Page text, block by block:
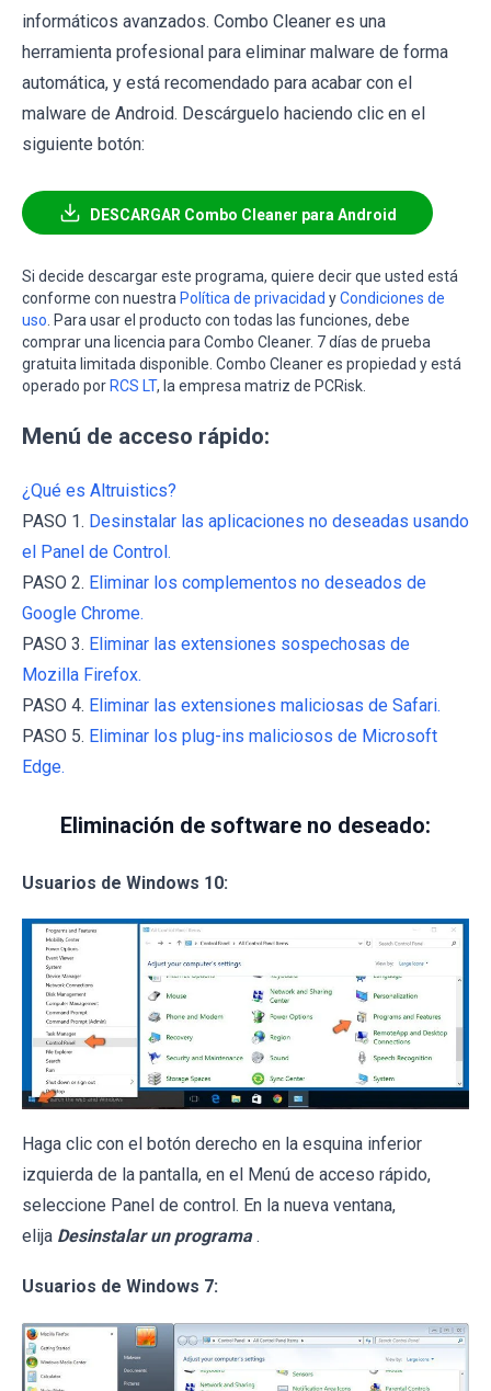
informáticos avanzados. Combo Cleaner es una
herramienta profesional para eliminar malware de forma
automática, y está recomendado para acabar con el
malware de Android. Descárguelo haciendo clic en el
siguiente botón:
DESCARGAR Combo Cleaner para Android
Si decide descargar este programa, quiere decir que usted está
conforme con nuestra Política de privacidad yCondiciones de
uso . Para usar el producto con todas las funciones, debe
comprar una licencia para Combo Cleaner. 7 días de prueba
gratuita limitada disponible. Combo Cleaner es propiedad y está
operado por RCS LT, la empresa matriz de PCRisk.
Menú de acceso rápido:
¿Qué es Altruistics?
PASO 1. Desinstalar las aplicaciones no deseadas usando
el Panel de Control.
PASO 2. Eliminar los complementos no deseados de
Google Chrome.
PASO 3. Eliminar las extensiones sospechosas de
Mozilla Firefox.
PASO 4. Eliminar las extensiones maliciosas de Safari.
PASO 5. Eliminar los plug-ins maliciosos de Microsoft
Edge.
Eliminación de software no deseado:
Usuarios de Windows 10:
Haga clic con el botón derecho en la esquina inferior
izquierda de la pantalla, en el Menú de acceso rápido,
seleccione Panel de control. En la nueva ventana,
elija Desinstalar un programa .
Usuarios de Windows 7: